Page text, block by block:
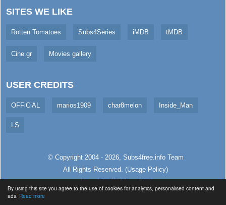
By using this site you agree to the use of cookies for analytics, personalised content and
ads. Read more
SITES WE LIKE
Rotten Tomatoes Subs4Series iMDB tMDB
Cine.gr Movies gallery
USER CREDITS
OFFiCiAL marios1909 char8melon Inside_Man
LS
© Copyright 2004 - 2026, Subs4free.infoTeam
All Rights Reserved. (Usage Policy)
Served in 325.8ms (live)